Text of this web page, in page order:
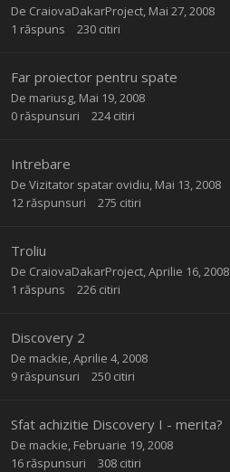
De CraiovaDakarProject Mai 27, 2008
1 răspuns 230 citiri
Far proiector pentru spate
De mariusg Mai 19, 2008
0 răspunsuri 224 citiri
Intrebare
De Vizitator spatar ovidiu, Mai 13, 2008
12 răspunsuri 275 citiri
Troliu
De CraiovaDakarProject Aprilie 16, 2008
1 răspuns 226 citiri
Discovery 2
De mackie Aprilie 4, 2008
9 răspunsuri 250 citiri
Sfat achizitie Discovery I - merita?
De mackie Februarie 19, 2008
16 răspunsuri 308 citiri